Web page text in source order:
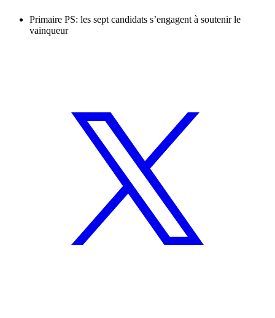
Primaire PS: les sept candidats s’engagent à soutenir le
vainqueur